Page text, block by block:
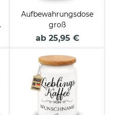
Aufbewahrungsdose
groß
ab 25,95 €